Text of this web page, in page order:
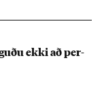
ekki að per­